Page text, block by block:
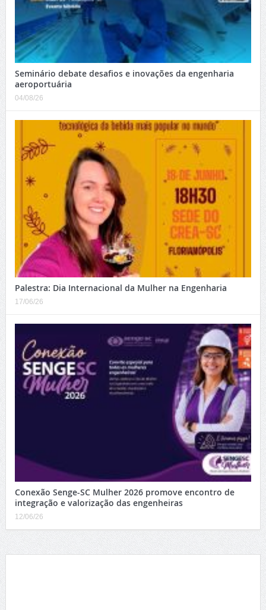
Seminário debate desafios e inovações da engenharia
aeroportuária
04/08/26
Palestra: Dia Internacional da Mulher na Engenharia
17/06/26
Conexão Senge-SC Mulher 2026 promove encontro de
integração e valorização das engenheiras
12/06/26